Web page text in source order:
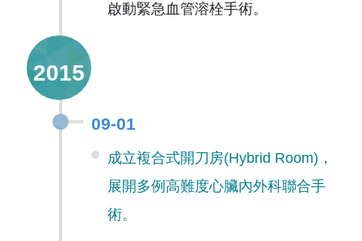
啟動緊急血管溶栓手術。
2015
09-01
成立複合式開刀房(Hybrid Room)，
展開多例高難度心臟內外科聯合手
術。